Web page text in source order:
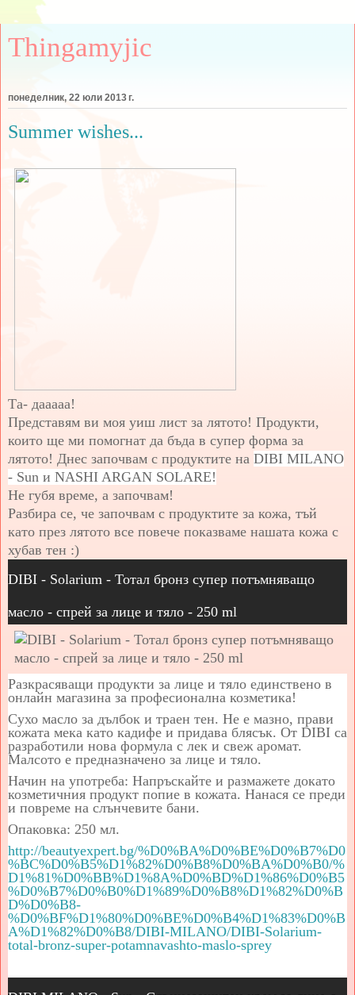
Thingamyjic
понеделник, 22 юли 2013 г.
Summer wishes...
Та- дааааа!
Представям ви моя уиш лист за лятото! Продукти,
които ще ми помогнат да бъда в супер форма за
лятото! Днес започвам с продуктите на DIBI MILANO
- Sun и NASHI ARGAN SOLARE!
Не губя време, а започвам!
Разбира се, че започвам с продуктите за кожа, тъй
като през лятото все повече показваме нашата кожа с
хубав тен :)
DIBI - Solarium - Тотал бронз супер потъмняващо
масло - спрей за лице и тяло - 250 ml
Разкрасяващи продукти за лице и тяло единствено в
онлайн магазина за професионална козметика!
Сухо масло за дълбок и траен тен. Не е мазно, прави
кожата мека като кадифе и придава блясък. От DIBI са
разработили нова формула с лек и свеж аромат.
Малсото е предназначено за лице и тяло.
Начин на употреба: Напръскайте и размажете докато
козметичния продукт попие в кожата. Нанася се преди
и повреме на слънчевите бани.
Опаковка: 250 мл.
http://beautyexpert.bg/%D0%BA%D0%BE%D0%B7%D0
%BC%D0%B5%D1%82%D0%B8%D0%BA%D0%B0/%
D1%81%D0%BB%D1%8A%D0%BD%D1%86%D0%B5
%D0%B7%D0%B0%D1%89%D0%B8%D1%82%D0%B
D%D0%B8-
%D0%BF%D1%80%D0%BE%D0%B4%D1%83%D0%B
A%D1%82%D0%B8/DIBI-MILANO/DIBI-Solarium-
total-bronz-super-potamnavashto-maslo-sprey